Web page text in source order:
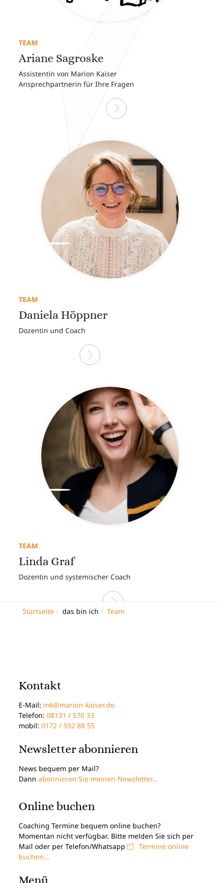
TEAM
Ariane Sagroske
Assistentin von Marion Kaiser
Ansprechpartnerin für Ihre Fragen
TEAM
Daniela Höppner
Dozentin und Coach
TEAM
Linda Graf
Dozentin und systemischer Coach
Startseite das bin ich Team
Kontakt
E-Mail: mk@marion-kaiser.de
Telefon:08131 / 570 33
mobil:0172 / 592 88 55
Newsletter abonnieren
News bequem per Mail?
Dannabonnieren Sie meinen Newsletter...
Online buchen
Coaching Termine bequem online buchen?
Momentan nicht verfügbar. Bitte melden Sie sich per
Mail oder per Telefon/Whatsapp
Termine online
buchen...
Menü